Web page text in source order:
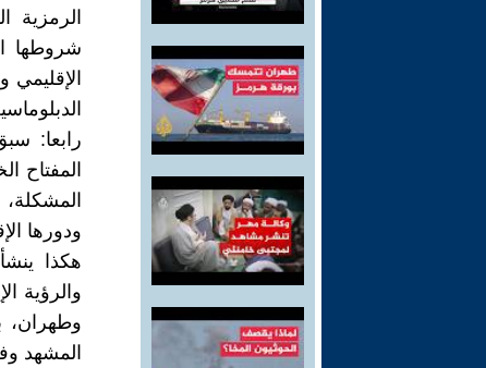
شروطها
رابعا:
المفتاح
ودورها
هكذا
والرؤية
وطهران،
المشهد